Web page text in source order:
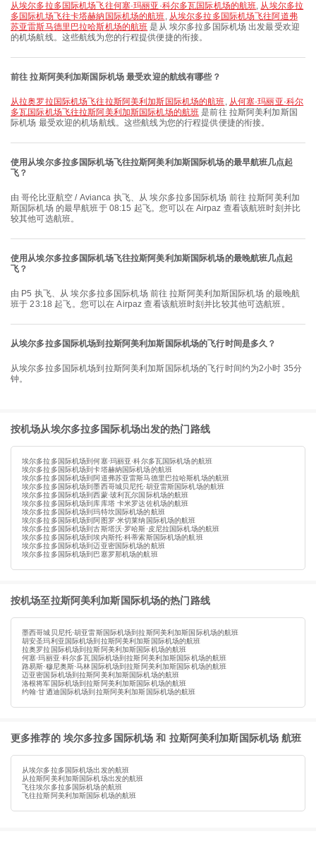
从埃尔多拉多国际机场飞往何塞·玛丽亚·科尔多瓦国际机场的航班, 从埃尔多拉
多国际机场飞往卡塔赫納国际机场的航班, 从埃尔多拉多国际机场飞往阿道弗
苏亚雷斯马德里巴拉哈斯机场的航班 是从 埃尔多拉多国际机场 出发最受欢迎
的机场航线。这些航线为您的行程提供便捷的衔接。
前往 拉斯阿美利加斯国际机场 最受欢迎的航线有哪些？
从拉奥罗拉国际机场飞往拉斯阿美利加斯国际机场的航班, 从何塞·玛丽亚·科尔
多瓦国际机场飞往拉斯阿美利加斯国际机场的航班 是前往 拉斯阿美利加斯国
际机场 最受欢迎的机场航线。这些航线为您的行程提供便捷的衔接。
使用从埃尔多拉多国际机场飞往拉斯阿美利加斯国际机场的最早航班几点起
飞？
由 哥伦比亚航空 / Avianca 执飞、从 埃尔多拉多国际机场 前往 拉斯阿美利加
斯国际机场 的最早航班于 08:15 起飞。您可以在 Airpaz 查看该航班时刻并比
较其他可选航班。
使用从埃尔多拉多国际机场飞往拉斯阿美利加斯国际机场的最晚航班几点起
飞？
由 P5 执飞、从 埃尔多拉多国际机场 前往 拉斯阿美利加斯国际机场 的最晚航
班于 23:18 起飞。您可以在 Airpaz 查看该航班时刻并比较其他可选航班。
从埃尔多拉多国际机场到拉斯阿美利加斯国际机场的飞行时间是多久？
从埃尔多拉多国际机场到拉斯阿美利加斯国际机场的飞行时间约为2小时 35分
钟。
按机场从埃尔多拉多国际机场出发的热门路线
埃尔多拉多国际机场到何塞·玛丽亚·科尔多瓦国际机场的航班
埃尔多拉多国际机场到卡塔赫納国际机场的航班
埃尔多拉多国际机场到阿道弗苏亚雷斯马德里巴拉哈斯机场的航班
埃尔多拉多国际机场到墨西哥城贝尼托·胡亚雷斯国际机场的航班
埃尔多拉多国际机场到西蒙·玻利瓦尔国际机场的航班
埃尔多拉多国际机场到库库塔 卡米罗达佐机场的航班
埃尔多拉多国际机场到玛特坎国际机场的航班
埃尔多拉多国际机场到阿图罗·米切莱纳国际机场的航班
埃尔多拉多国际机场到古斯塔沃·罗哈斯·皮尼拉国际机场的航班
埃尔多拉多国际机场到埃内斯托·科蒂索斯国际机场的航班
埃尔多拉多国际机场到迈亚密国际机场的航班
埃尔多拉多国际机场到巴塞罗那机场的航班
按机场至拉斯阿美利加斯国际机场的热门路线
墨西哥城贝尼托·胡亚雷斯国际机场到拉斯阿美利加斯国际机场的航班
胡安圣玛利亚国际机场到拉斯阿美利加斯国际机场的航班
拉奥罗拉国际机场到拉斯阿美利加斯国际机场的航班
何塞·玛丽亚·科尔多瓦国际机场到拉斯阿美利加斯国际机场的航班
路易斯·穆尼奥斯·马林国际机场到拉斯阿美利加斯国际机场的航班
迈亚密国际机场到拉斯阿美利加斯国际机场的航班
洛根将军国际机场到拉斯阿美利加斯国际机场的航班
约翰·甘迺迪国际机场到拉斯阿美利加斯国际机场的航班
更多推荐的 埃尔多拉多国际机场 和 拉斯阿美利加斯国际机场 航班
从埃尔多拉多国际机场出发的航班
从拉斯阿美利加斯国际机场出发的航班
飞往埃尔多拉多国际机场的航班
飞往拉斯阿美利加斯国际机场的航班